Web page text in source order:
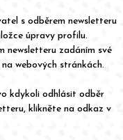
s odběrem newsletteru
úpravy profilu.
newsletteru zadáním své
webových stránkách.
kdykoli odhlásit odběr
klikněte na odkaz v